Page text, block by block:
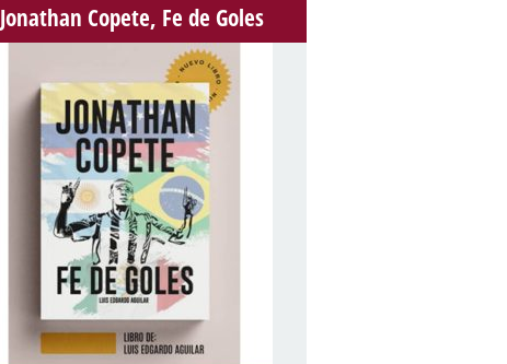
Jonathan Copete, Fe de Goles